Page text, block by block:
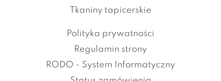
Tkaniny tapicerskie
Polityka prywatności
Regulamin strony
RODO - System Informatyczny